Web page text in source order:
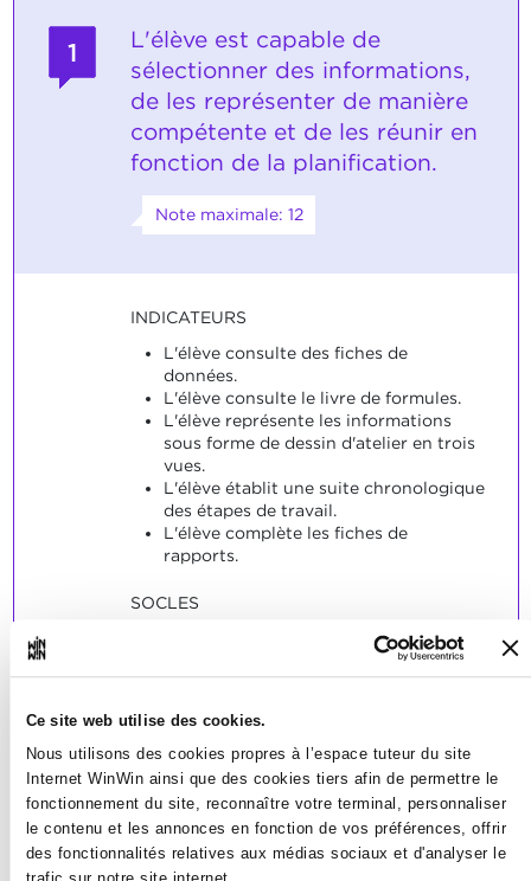
Ce site web utilise des cookies.
Nous utilisons des cookies propres à l’espace tuteur du site
Internet WinWin ainsi que des cookies tiers afin de permettre le
fonctionnement du site, reconnaître votre terminal, personnaliser
le contenu et les annonces en fonction de vos préférences, offrir
des fonctionnalités relatives aux médias sociaux et d'analyser le
1
L'élève est capable de
sélectionner des informations,
de les représenter de manière
compétente et de les réunir en
fonction de la planification.
Note maximale: 12
INDICATEURS
L'élève consulte des fiches de
données.
L'élève consulte le livre de formules.
L'élève représente les informations
sous forme de dessin d'atelier en trois
vues.
L'élève établit une suite chronologique
des étapes de travail.
L'élève complète les fiches de
rapports.
SOCLES
L'élève a convenablement répondu
aux énoncés typiques dans le contexte
des indicateurs.
2
L'élève est capable de
fabriquer des pièces détachées